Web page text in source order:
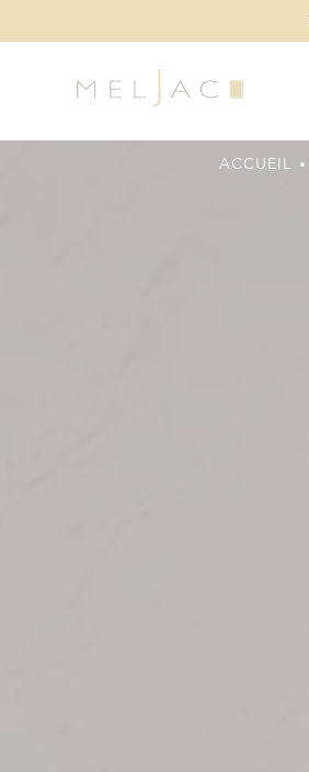
ACCUEIL